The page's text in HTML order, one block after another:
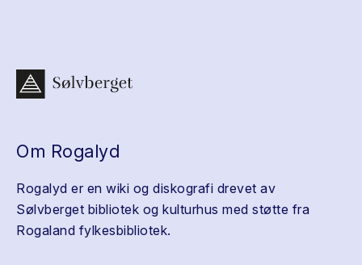
Om Rogalyd
Rogalyd er en wiki og diskografi drevet av
Sølvberget bibliotek og kulturhus med støtte fra
Rogaland fylkesbibliotek.